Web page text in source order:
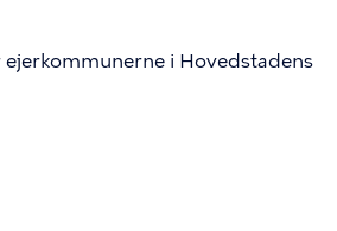
i Hovedstadens